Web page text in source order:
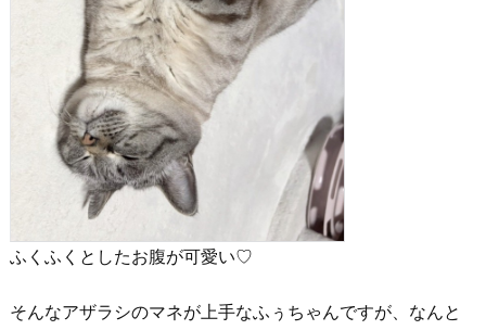
ふくふくとしたお腹が可愛い♡
そんなアザラシのマネが上手なふぅちゃんですが、なんと